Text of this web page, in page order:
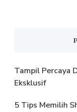
Tampil Percaya
Eksklusif
5 Tips Memilih